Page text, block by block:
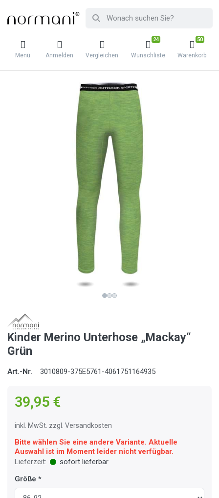
Menü Anmelden Vergleichen
24
Wunschliste
50
Warenkorb
Kinder Merino Unterhose „Mackay“
Grün
Art.-Nr. 3010809-375E5761-4061751164935
39,95 €
inkl. MwSt. zzgl. Versandkosten
Bitte wählen Sie eine andere Variante. Aktuelle
Auswahl ist im Moment leider nicht verfügbar.
Lieferzeit:
sofort lieferbar
Größe